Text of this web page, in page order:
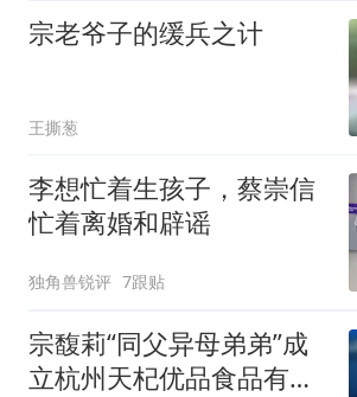
宗老爷子的缓兵之计
王撕葱
李想忙着生孩子，蔡崇信
忙着离婚和辟谣
独角兽锐评 7跟贴
宗馥莉“同父异母弟弟”成
立杭州天杞优品食品有限